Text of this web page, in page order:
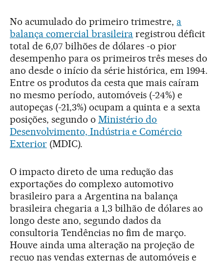
No acumulado do primeiro trimestre, a
balança comercial brasileira registrou déficit
total de 6,07 bilhões de dólares -o pior
desempenho para os primeiros três meses do
ano desde o início da série histórica, em 1994.
Entre os produtos da cesta que mais caíram
no mesmo período, automóveis (-24%) e
autopeças (-21,3%) ocupam a quinta e a sexta
posições, segundo o Ministério do
Desenvolvimento, Indústria e Comércio
Exterior(MDIC).
O impacto direto de uma redução das
exportações do complexo automotivo
brasileiro para a Argentina na balança
brasileira chegaria a 1,3 bilhão de dólares ao
longo deste ano, segundo dados da
consultoria Tendências no fim de março.
Houve ainda uma alteração na projeção de
recuo nas vendas externas de automóveis e